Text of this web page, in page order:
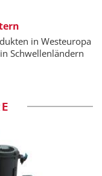
in Westeuropa
Schwellenländern